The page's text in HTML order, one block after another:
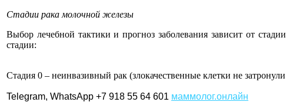
Стадии рака молочной железы
Выбор лечебной тактики и прогноз заболевания зависит от
стадии:
Стадия 0 – неинвазивный рак (злокачественные клетки не
Telegram, WhatsApp +7 918 55 64 601 маммолог.онлайн